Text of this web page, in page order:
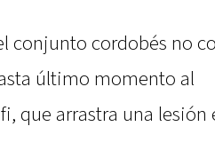
conjunto cordobés no
último momento al
que arrastra una lesión